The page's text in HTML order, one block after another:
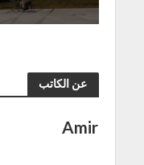
عن الكاتب
Amir